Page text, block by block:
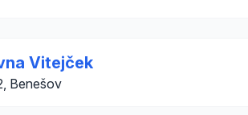
Vitejček
Benešov